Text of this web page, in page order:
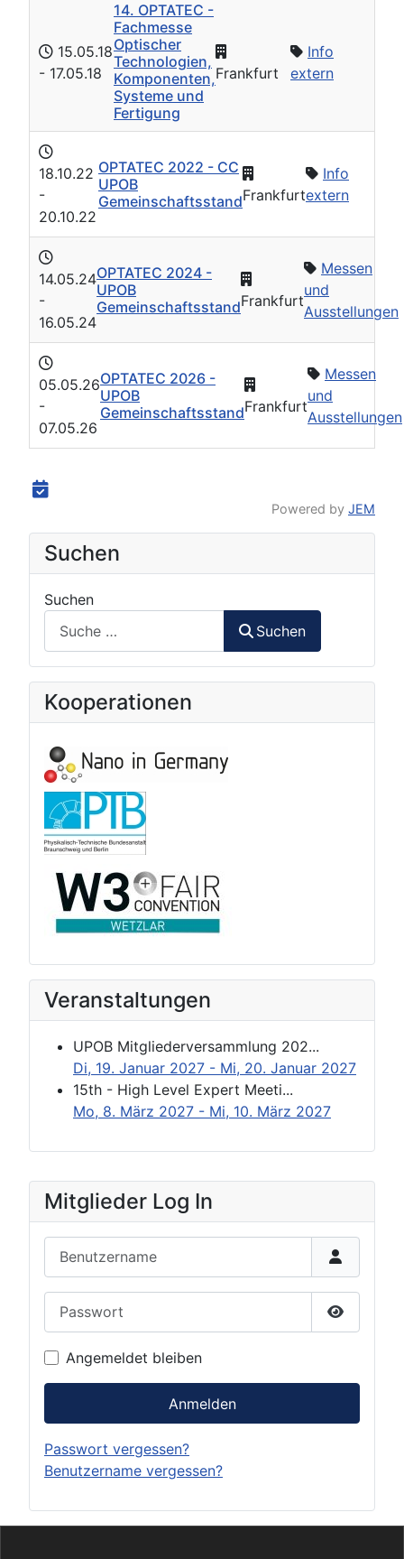
Mitglieder Log In
Passwort
Angemeldet bleiben
Anmelden
Passwort vergessen?
Benutzername vergessen?
15.05.18
- 17.05.18
14. OPTATEC -
Fachmesse
Optischer
Technologien,
Komponenten,
Systeme und
Fertigung
Frankfurt
Info
extern
18.10.22
-
20.10.22
OPTATEC 2022 - CC
UPOB
GemeinschaftsstandFrankfurt
Info
extern
14.05.24
-
16.05.24
OPTATEC 2024 -
UPOB
GemeinschaftsstandFrankfurt
Messen
und
Ausstellungen
05.05.26
-
07.05.26
OPTATEC 2026 -
UPOB
GemeinschaftsstandFrankfurt
Messen
und
Ausstellungen
Powered by JEM
Suchen
Suchen
Suchen
Kooperationen
Veranstaltungen
UPOB Mitgliederversammlung 202...
Di, 19. Januar 2027 - Mi, 20. Januar 2027
15th - High Level Expert Meeti...
Mo, 8. März 2027 - Mi, 10. März 2027